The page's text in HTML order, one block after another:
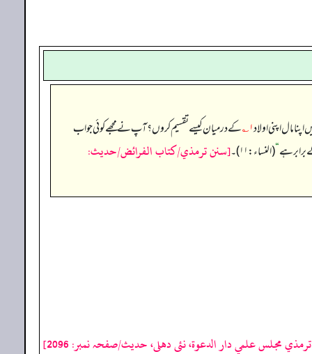
مال اپنی اولاد۱؎ کے درمیان کیسے تقسیم کروں؟ آپ نے مجھے کوئی جواب
برابر ہے“(النساء: ۱۱)۔
[سنن ترمذي/كتاب الفرائض/حدیث:
مجلس علمي دار الدعوة، نئى دهلى، حدیث/صفحہ نمبر: 2096]